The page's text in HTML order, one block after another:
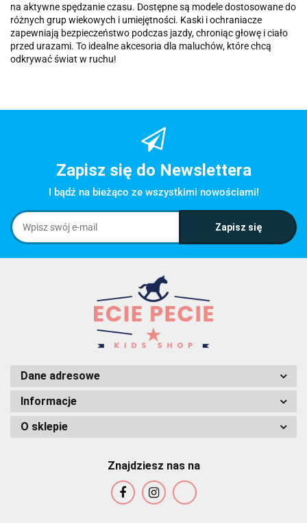
na aktywne spędzanie czasu. Dostępne są modele dostosowane do
różnych grup wiekowych i umiejętności. Kaski i ochraniacze
zapewniają bezpieczeństwo podczas jazdy, chroniąc głowę i ciało
przed urazami. To idealne akcesoria dla maluchów, które chcą
odkrywać świat w ruchu!
Zapisz się do Newslettera
I bądź na bieżąco ze wszystkimi nowościami!
Dane adresowe
Informacje
O sklepie
Znajdziesz nas na